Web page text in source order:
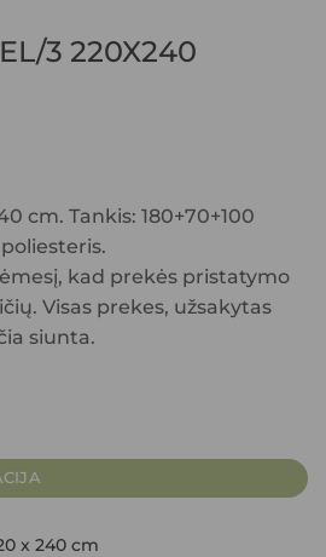
3 220X240
cm. Tankis: 180+70+100
kad prekės pristatymo
Visas prekes, užsakytas
siunta.
x 240 cm